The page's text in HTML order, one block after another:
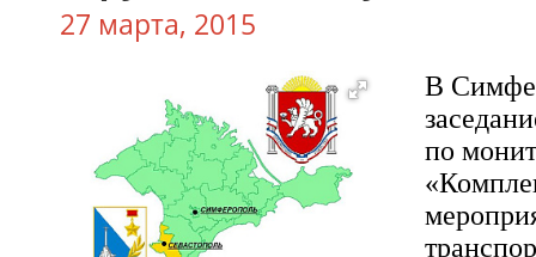
27 марта, 2015
В
по